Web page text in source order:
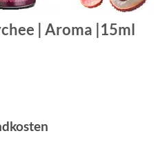
| Aroma |15ml